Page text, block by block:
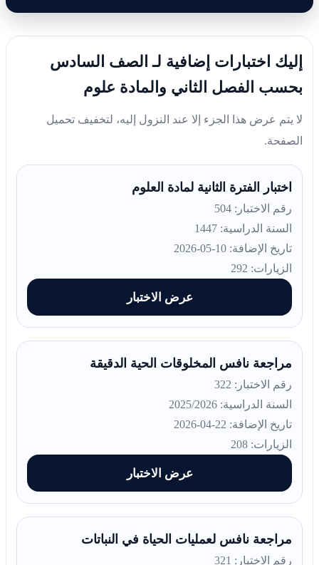
إليك اختبارات إضافية لـ الصف السادس
بحسب الفصل الثاني والمادة علوم
لا يتم عرض هذا الجزء إلا عند النزول إليه، لتخفيف تحميل
الصفحة.
اختبار الفترة الثانية لمادة العلوم
رقم الاختبار: 504
السنة الدراسية: 1447
تاريخ الإضافة: 10-05-2026
الزيارات: 292
عرض الاختبار
مراجعة نافس المخلوقات الحية الدقيقة
رقم الاختبار: 322
السنة الدراسية: 2025/2026
تاريخ الإضافة: 22-04-2026
الزيارات: 208
عرض الاختبار
مراجعة نافس لعمليات الحياة في النباتات
رقم الاختبار: 321